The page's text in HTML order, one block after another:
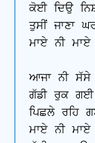
ਕੋਈ ਦਿਉ
ਤੁਸੀਂ ਜਾਣਾ
ਮਾਏ ਨੀ ਮਾਏ
ਆਜਾ ਨੀ ਸੱਸੇ
ਗੱਡੀ ਰੁਕ
ਪਿਛਲੇ ਰਹਿ
ਮਾਏ ਨੀ ਮਾਏ